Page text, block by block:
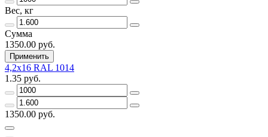
Вес, кг
Сумма
1350.00 руб.
Применить
4,2х16 RAL 1014
1.35 руб.
1350.00 руб.